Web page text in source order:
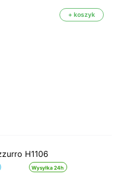
+ koszyk
Wysyłka 24h